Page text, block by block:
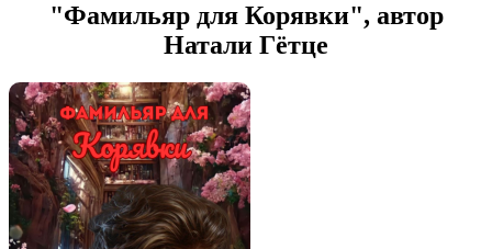
"Фамильяр для Корявки", автор
Натали Гётце